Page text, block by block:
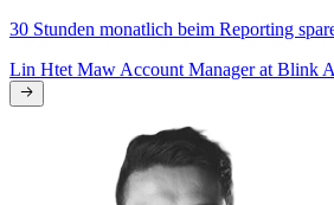
30 Stunden monatlich beim Reporting
Lin Htet Maw Account Manager at Blink